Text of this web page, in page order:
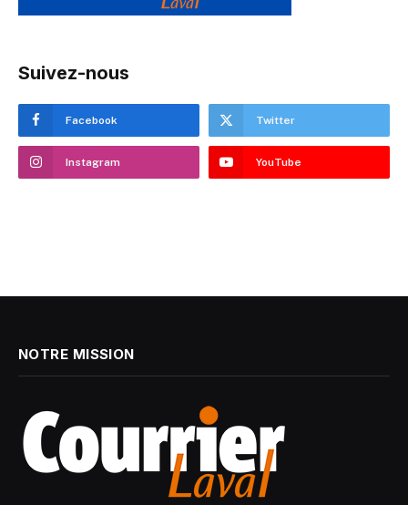
Suivez-nous
Facebook Twitter
Instagram YouTube
NOTRE MISSION